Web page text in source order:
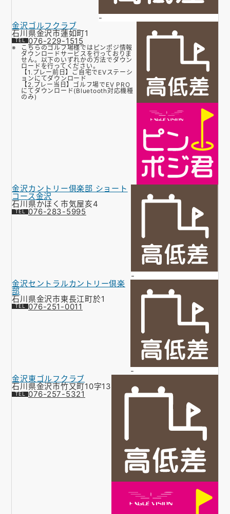
-
金沢ゴルフクラブ
石川県金沢市蓮如町1
076-229-1515
こちらのゴルフ場様ではピンポジ情報
ダウンロードサービスを行っておりま
せん。以下のいずれかの方法でダウン
ロードを行ってください。
【1.プレー前日】ご自宅でEVステーシ
ョンにてダウンロード
【2.プレー当日】ゴルフ場でEV PRO
にてダウンロード(Bluetooth対応機種
のみ)
金沢カントリー倶楽部 ショート
コース金沢
石川県かほく市気屋亥4
076-283-5995
-
金沢セントラルカントリー倶楽
部
石川県金沢市東長江町於1
076-251-0011
-
金沢東ゴルフクラブ
石川県金沢市竹又町10字13
076-257-5321